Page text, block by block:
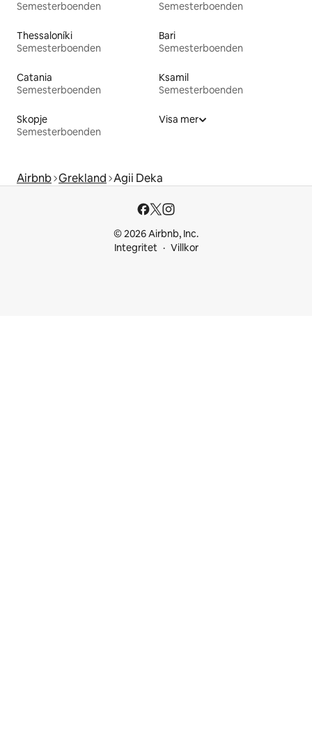
Semesterboenden
Semesterboenden
Thessaloníki
Semesterboenden
Bari
Semesterboenden
Catania
Semesterboenden
Ksamil
Semesterboenden
Skopje
Semesterboenden
Visa mer
Airbnb Grekland Agii Deka
© 2026 Airbnb, Inc.
Integritet
Villkor